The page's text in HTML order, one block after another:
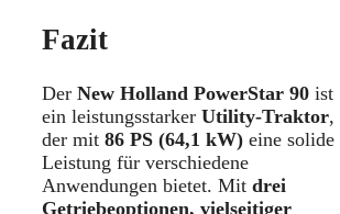
Fazit
Der New Holland PowerStar 90 ist
ein leistungsstarker Utility-Traktor,
der mit 86 PS (64,1 kW) eine solide
Leistung für verschiedene
Anwendungen bietet. Mit drei
Getriebeoptionen, vielseitiger